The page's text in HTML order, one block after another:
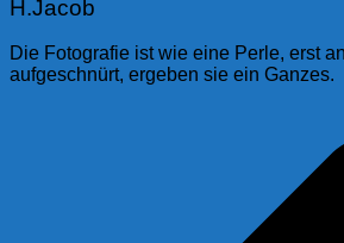
H.Jacob
Die Fotografie ist wie eine Perle, erst
aufgeschnürt, ergeben sie ein Ganzes.